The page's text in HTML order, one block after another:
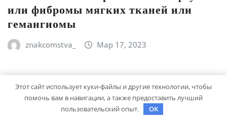
или фибромы мягких тканей или
гемангиомы
znakcomstva_ Мар 17, 2023
UNCATEGORISED
Давыдов Денис – молодой ученый,
Этот сайт использует куки-файлы и другие технологии, чтобы
помочь вам в навигации, а также предоставить лучший
пользовательский опыт.
OK